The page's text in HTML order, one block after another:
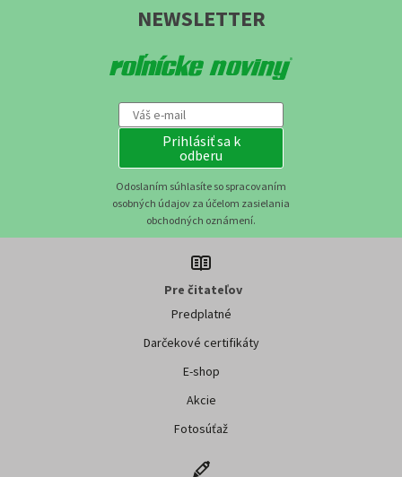
NEWSLETTER
Prihlásiť sa k
odberu
Odoslaním súhlasíte so spracovaním
osobných údajov za účelom zasielania
obchodných oznámení.
Pre čitateľov
Predplatné
Darčekové certifikáty
E-shop
Akcie
Fotosúťaž